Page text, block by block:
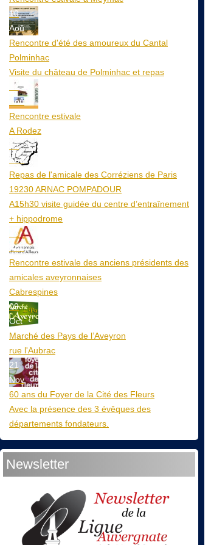
10
Aoû
Rencontre d'été des amoureux du Cantal
Polminhac
Visite du château de Polminhac et repas
12
Aoû
Rencontre estivale
A Rodez
23
Aoû
Repas de l'amicale des Corréziens de Paris
19230 ARNAC POMPADOUR
A15h30 visite guidée du centre d’entraînement
+ hippodrome
25
Aoû
Rencontre estivale des anciens présidents des
amicales aveyronnaises
Cabrespines
09
Oct
Marché des Pays de l’Aveyron
rue l'Aubrac
21
Nov
60 ans du Foyer de la Cité des Fleurs
Avec la présence des 3 évêques des
départements fondateurs.
Newsletter